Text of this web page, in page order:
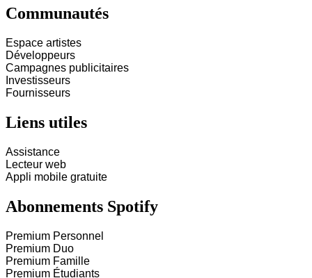
Communautés
Espace artistes
Développeurs
Campagnes publicitaires
Investisseurs
Fournisseurs
Liens utiles
Assistance
Lecteur web
Appli mobile gratuite
Abonnements Spotify
Premium Personnel
Premium Duo
Premium Famille
Premium Étudiants